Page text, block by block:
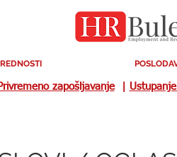
Privremeno zapošljavanje|